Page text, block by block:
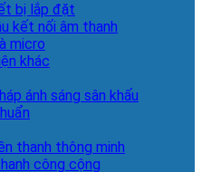
bị lắp đặt
kết nối âm thanh
micro
khác
ánh sáng sân khấu
thanh thông minh
công cộng